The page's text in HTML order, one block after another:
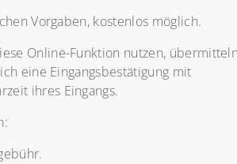
Vorgaben, kostenlos möglich.
Online-Funktion nutzen,
eine Eingangsbestätigung mit
ihres Eingangs.